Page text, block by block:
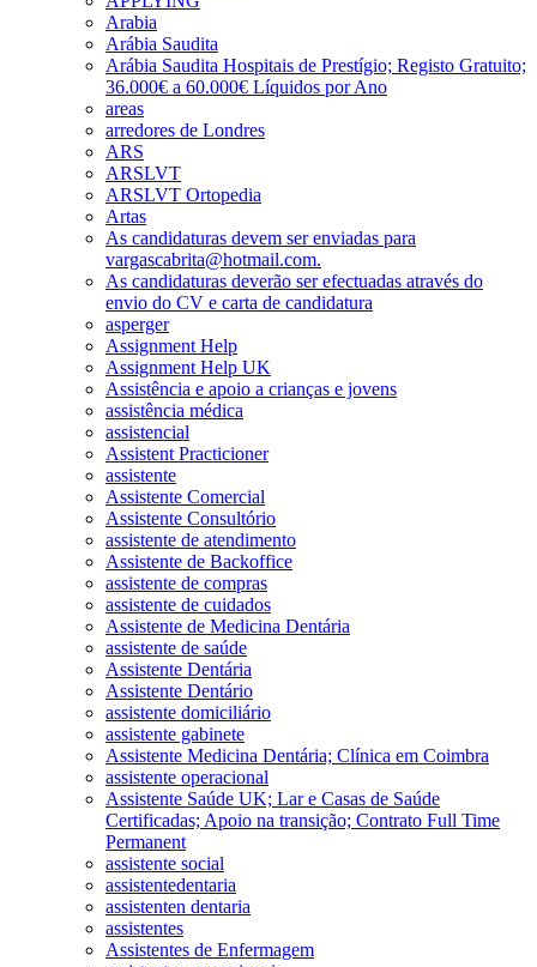
Arabia
Arábia Saudita
Arábia Saudita Hospitais de Prestígio; Registo Gratuito;
36.000€ a 60.000€ Líquidos por Ano
areas
arredores de Londres
ARS
ARSLVT
ARSLVT Ortopedia
Artas
As candidaturas devem ser enviadas para
vargascabrita@hotmail.com.
As candidaturas deverão ser efectuadas através do
envio do CV e carta de candidatura
asperger
Assignment Help
Assignment Help UK
Assistência e apoio a crianças e jovens
assistência médica
assistencial
Assistent Practicioner
assistente
Assistente Comercial
Assistente Consultório
assistente de atendimento
Assistente de Backoffice
assistente de compras
assistente de cuidados
Assistente de Medicina Dentária
assistente de saúde
Assistente Dentária
Assistente Dentário
assistente domiciliário
assistente gabinete
Assistente Medicina Dentária; Clínica em Coimbra
assistente operacional
Assistente Saúde UK; Lar e Casas de Saúde
Certificadas; Apoio na transição; Contrato Full Time
Permanent
assistente social
assistentedentaria
assistenten dentaria
assistentes
Assistentes de Enfermagem